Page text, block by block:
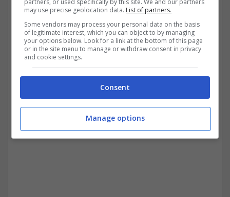
may use precise geolocation data. List of partners.
Some vendors may process your personal data on the basis
of legitimate interest, which you can object to by managing
your options below. Look for a link at the bottom of this page
or in the site menu to manage or withdraw consent in privacy
and cookie settings.
Consent
Manage options